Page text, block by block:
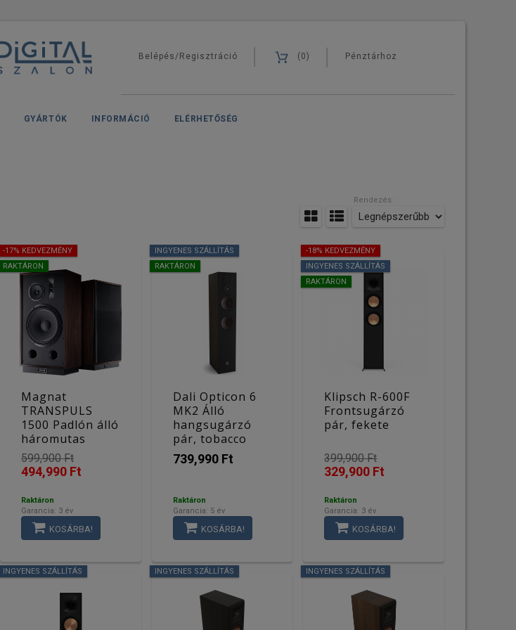
Belépés/Regisztráció (0) Pénztárhoz
GYÁRTÓK INFORMÁCIÓ ELÉRHETŐSÉG
Rendezés :
-17% KEDVEZMÉNY
RAKTÁRON
Magnat
TRANSPULS
1500 Padlón álló
háromutas
basszreflex
hangsugárzó
pár, mokka
599,900 Ft
494,990 Ft
Raktáron
Garancia: 3 év
KOSÁRBA!
INGYENES SZÁLLÍTÁS
RAKTÁRON
Dali Opticon 6
MK2 Álló
hangsugárzó
pár, tobacco
739,990 Ft
Raktáron
Garancia: 5 év
KOSÁRBA!
-18% KEDVEZMÉNY
INGYENES SZÁLLÍTÁS
RAKTÁRON
Klipsch R-600F
Frontsugárzó
pár, fekete
399,900 Ft
329,900 Ft
Raktáron
Garancia: 3 év
KOSÁRBA!
INGYENES SZÁLLÍTÁS INGYENES SZÁLLÍTÁS INGYENES SZÁLLÍTÁS